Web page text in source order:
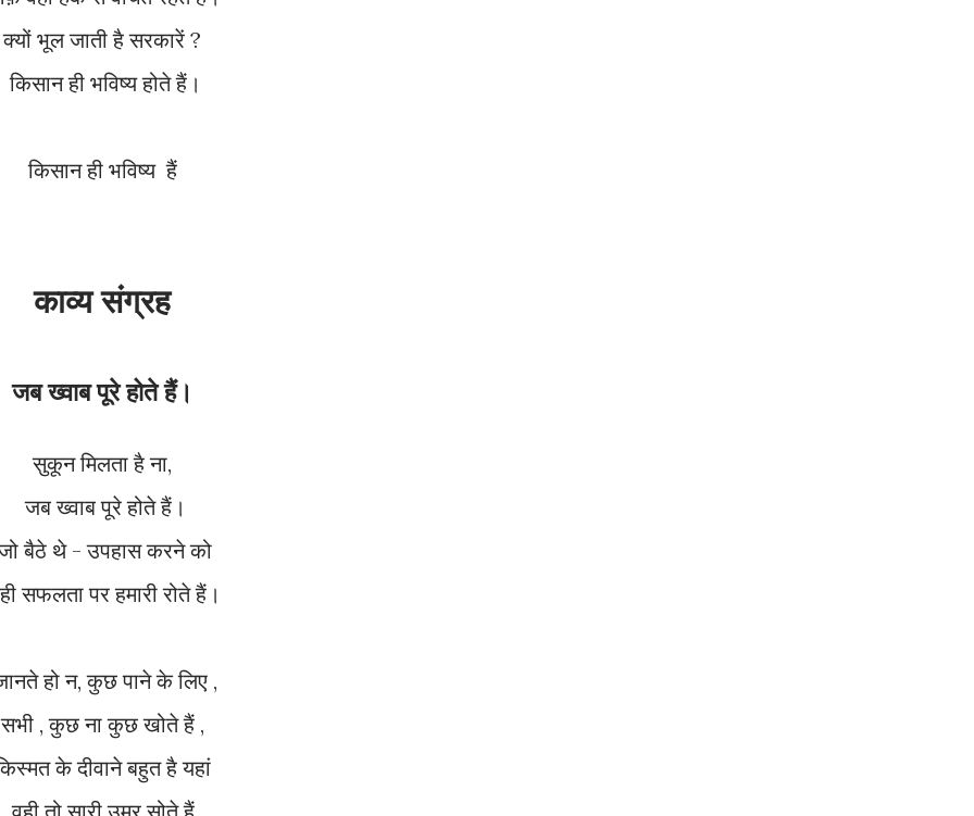
क्यों भूल जाती है सरकारें ?
किसान ही भविष्य होते हैं।
किसान ही भविष्य हैं
काव्य संग्रह
जब ख्वाब पूरे होते हैं।
सुकून मिलता है ना,
जब ख्वाब पूरे होते हैं।
जो बैठे थे - उपहास करने को
वही सफलता पर हमारी रोते हैं।
जानते हो न, कुछ पाने के लिए ,
सभी , कुछ ना कुछ खोते हैं ,
किस्मत के दीवाने बहुत है यहां